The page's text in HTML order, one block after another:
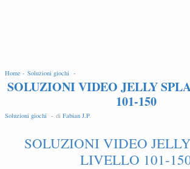
Home - Soluzioni giochi -
SOLUZIONI VIDEO JELLY
101-150
Soluzioni giochi - di Fabian J.P.
SOLUZIONI VIDEO
LIVELLO 101-